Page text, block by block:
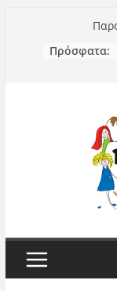
περιεχόμενο
Πρόσφατα: